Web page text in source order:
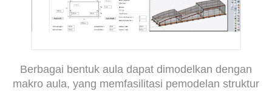
Berbagai bentuk aula dapat dimodelkan dengan
makro aula, yang memfasilitasi pemodelan struktur